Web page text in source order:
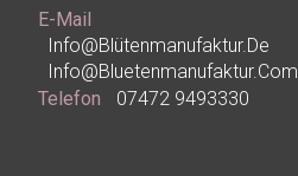
E-Mail
Info@blütenmanufaktur.de
Info@bluetenmanufaktur.com
Telefon
07472 9493330